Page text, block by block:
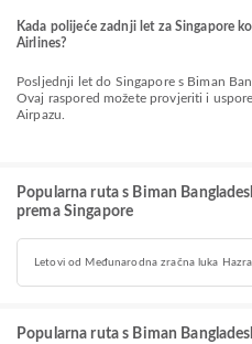
Kada polijeće zadnji let za Singapore
Airlines?
Posljednji let do Singapore s Biman Bangladesh Airlines polijeće u 08:25.
Ovaj raspored možete provjeriti i
Airpazu.
Popularna ruta s Biman
prema Singapore
Letovi od Međunarodna zračna luka
Popularna ruta s Biman